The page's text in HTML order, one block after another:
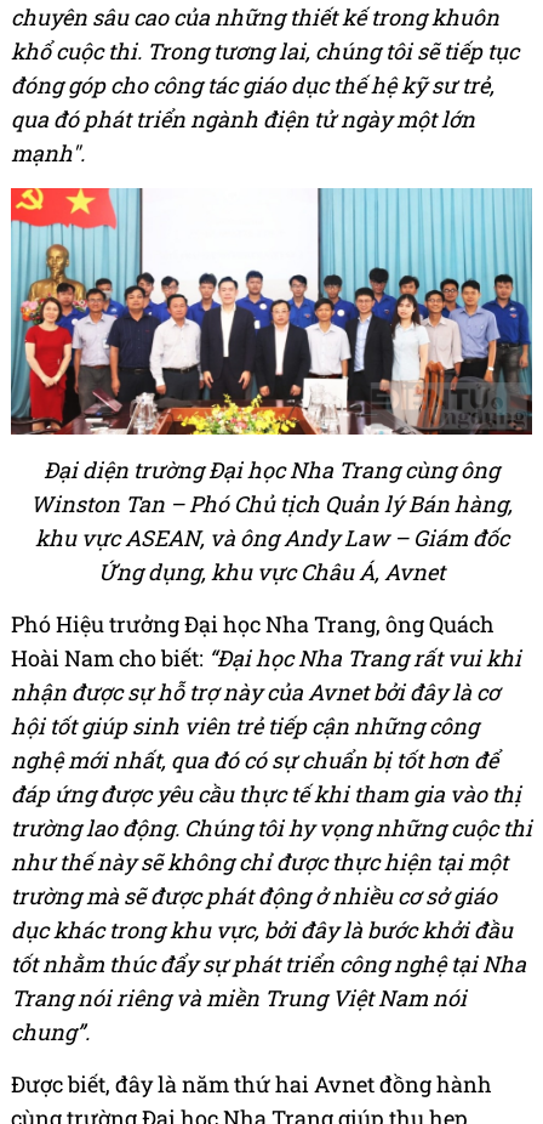
chuyên sâu cao của những thiết kế trong khuôn
khổ cuộc thi. Trong tương lai, chúng tôi sẽ tiếp tục
đóng góp cho công tác giáo dục thế hệ kỹ sư trẻ,
qua đó phát triển ngành điện tử ngày một lớn
mạnh".
Đại diện trường Đại học Nha Trang cùng ông
Winston Tan – Phó Chủ tịch Quản lý Bán hàng,
khu vực ASEAN, và ông Andy Law – Giám đốc
Ứng dụng, khu vực Châu Á, Avnet
Phó Hiệu trưởng Đại học Nha Trang, ông Quách
Hoài Nam cho biết: “Đại học Nha Trang rất vui khi
nhận được sự hỗ trợ này của Avnet bởi đây là cơ
hội tốt giúp sinh viên trẻ tiếp cận những công
nghệ mới nhất, qua đó có sự chuẩn bị tốt hơn để
đáp ứng được yêu cầu thực tế khi tham gia vào thị
trường lao động. Chúng tôi hy vọng những cuộc thi
như thế này sẽ không chỉ được thực hiện tại một
trường mà sẽ được phát động ở nhiều cơ sở giáo
dục khác trong khu vực, bởi đây là bước khởi đầu
tốt nhằm thúc đẩy sự phát triển công nghệ tại Nha
Trang nói riêng và miền Trung Việt Nam nói
chung”.
Được biết, đây là năm thứ hai Avnet đồng hành